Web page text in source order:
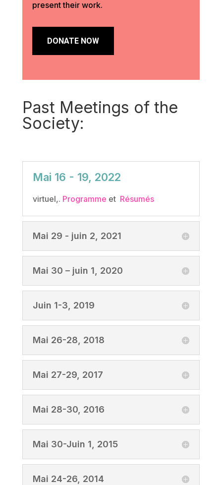
present their work.
DONATE NOW
Past Meetings of the
Society:
Mai 16 - 19, 2022
virtuel,. Programme et Résumés
Mai 29 - juin 2, 2021
Mai 30 – juin 1, 2020
Juin 1-3, 2019
Mai 26-28, 2018
Mai 27-29, 2017
Mai 28-30, 2016
Mai 30-Juin 1, 2015
Mai 24-26, 2014